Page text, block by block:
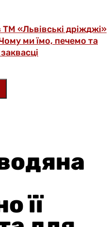
«Львівські дріжджі»
ми їмо, печемо та
її